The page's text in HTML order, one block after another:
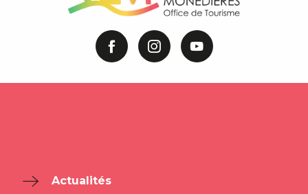
Actualités